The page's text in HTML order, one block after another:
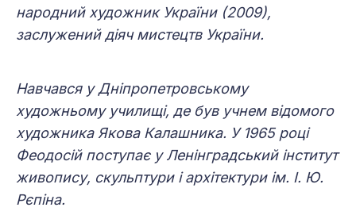
народний художник України (2009),
заслужений діяч мистецтв України.
Навчався у Дніпропетровському
художньому училищі, де був учнем відомого
художника Якова Калашника. У 1965 році
Феодосій поступає у Ленінградський інститут
живопису, скульптури і архітектури ім. І. Ю.
Рєпіна.